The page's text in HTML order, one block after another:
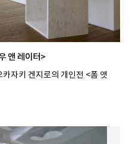
앤 레이터>
자키 겐지로의 개인전 <폼 앳